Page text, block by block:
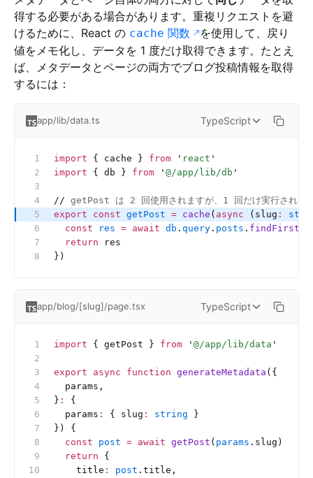
得する必要がある場合があります。重複リクエストを避
けるために、React の cache 関数
を使用して、戻り
値をメモ化し、データを 1 度だけ取得できます。たとえ
ば、メタデータとページの両方でブログ投稿情報を取得
するには：
app/lib/data.ts TypeScript
import { cache } from ' react '
import { db } from ' @/app/lib/db '
// getPost は 2 回使用されますが、1 回だけ実行されま
export const getPost = cache ( async (slug :
  const
res = await db . query . posts . findFirst
  return
res
})
app/blog/[slug]/page.tsx TypeScript
import { getPost } from ' @/app/lib/data '
export async function generateMetadata ({
  params,
} :
{
  params
: { slug : string }
}) {
  const
post = await getPost ( params .slug)
  return
{
    title
: post .title,